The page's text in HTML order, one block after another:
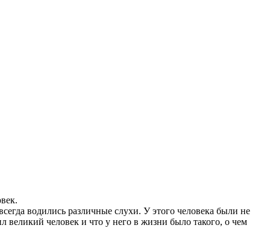
водились различные слухи. У этого человека были не
человек и что у него в жизни было такого, о чем